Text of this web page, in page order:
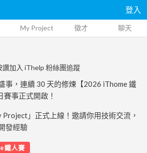
登入
My Project 徵才 聊天
讚加入 iThelp 粉絲團追蹤
事，連續 30 天的修煉【2026 iThome 鐵
賽事正式開啟！
」正式上線！邀請你用技術交流，
發經驗
鐵人賽